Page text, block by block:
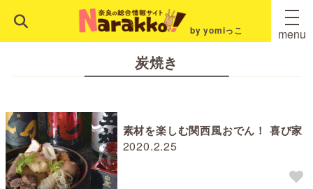
by yomiっこ menu
炭焼き
2020.2.25
素材を楽しむ関西風おでん！ 喜び家